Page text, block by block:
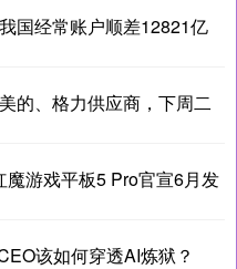
国经常账户顺差12821亿
的、格力供应商，下周二
游戏平板5 Pro官宣6月发
该如何穿透AI炼狱？